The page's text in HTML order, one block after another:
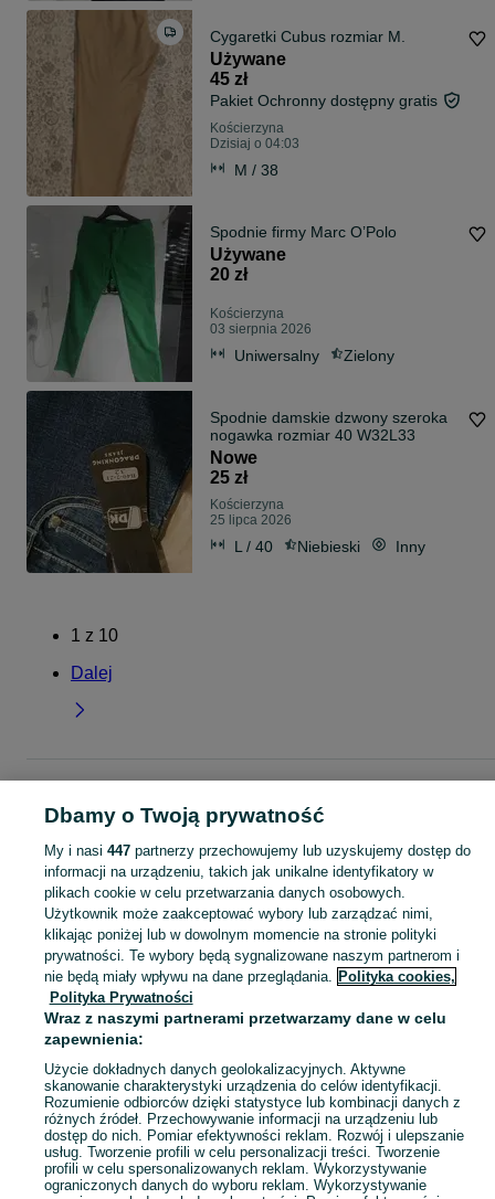
Cygaretki Cubus rozmiar M.
Używane
45 zł
Pakiet Ochronny dostępny gratis
Kościerzyna
Dzisiaj o 04:03
M / 38
Spodnie firmy Marc O’Polo
Używane
20 zł
Kościerzyna
03 sierpnia 2026
Uniwersalny Zielony
Spodnie damskie dzwony szeroka
nogawka rozmiar 40 W32L33
Nowe
25 zł
Kościerzyna
25 lipca 2026
L / 40 Niebieski Inny
1 z 10
Dalej
Klasyczne spodnie - Pomorskie
Klasyczne spodnie - Kościerzyna
KATEGORIA
Szeroki wybór spodni klasycznych damskich Kościerzyna ✅ Nowe i używane ▶️ Różne materiały, kolory i rozmiary ✌ Porównaj ceny i wybierz ofertę na OLX.pl! Zobacz
Mapa kategorii
Mapa miejscowości
Mapa ministron
Popularne wyszukiwania
Dbamy o Twoją prywatność
My i nasi 447partnerzy przechowujemy lub uzyskujemy dostęp do
informacji na urządzeniu, takich jak unikalne identyfikatory w
plikach cookie w celu przetwarzania danych osobowych.
Użytkownik może zaakceptować wybory lub zarządzać nimi,
klikając poniżej lub w dowolnym momencie na stronie polityki
prywatności. Te wybory będą sygnalizowane naszym partnerom i
nie będą miały wpływu na dane przeglądania. Polityka cookies,
Polityka Prywatności
Wraz z naszymi partnerami przetwarzamy dane w celu
zapewnienia:
Użycie dokładnych danych geolokalizacyjnych. Aktywne
skanowanie charakterystyki urządzenia do celów identyfikacji.
Rozumienie odbiorców dzięki statystyce lub kombinacji danych z
różnych źródeł. Przechowywanie informacji na urządzeniu lub
dostęp do nich. Pomiar efektywności reklam. Rozwój i ulepszanie
usług. Tworzenie profili w celu personalizacji treści. Tworzenie
profili w celu spersonalizowanych reklam. Wykorzystywanie
ograniczonych danych do wyboru reklam. Wykorzystywanie